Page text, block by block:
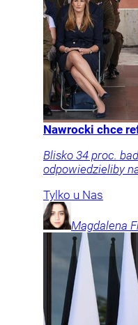
Nawrocki chce
Blisko 34 proc.
odpowiedzieliby
Tylko u Nas
Magdalena